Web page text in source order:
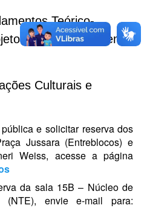
Teórico-
de Aprendizagem
Culturais e
e solicitar reserva dos
Jussara (Entreblocos) e
Weiss, acesse a página
da sala 15B – Núcleo de
(NTE), envie e-mail para: